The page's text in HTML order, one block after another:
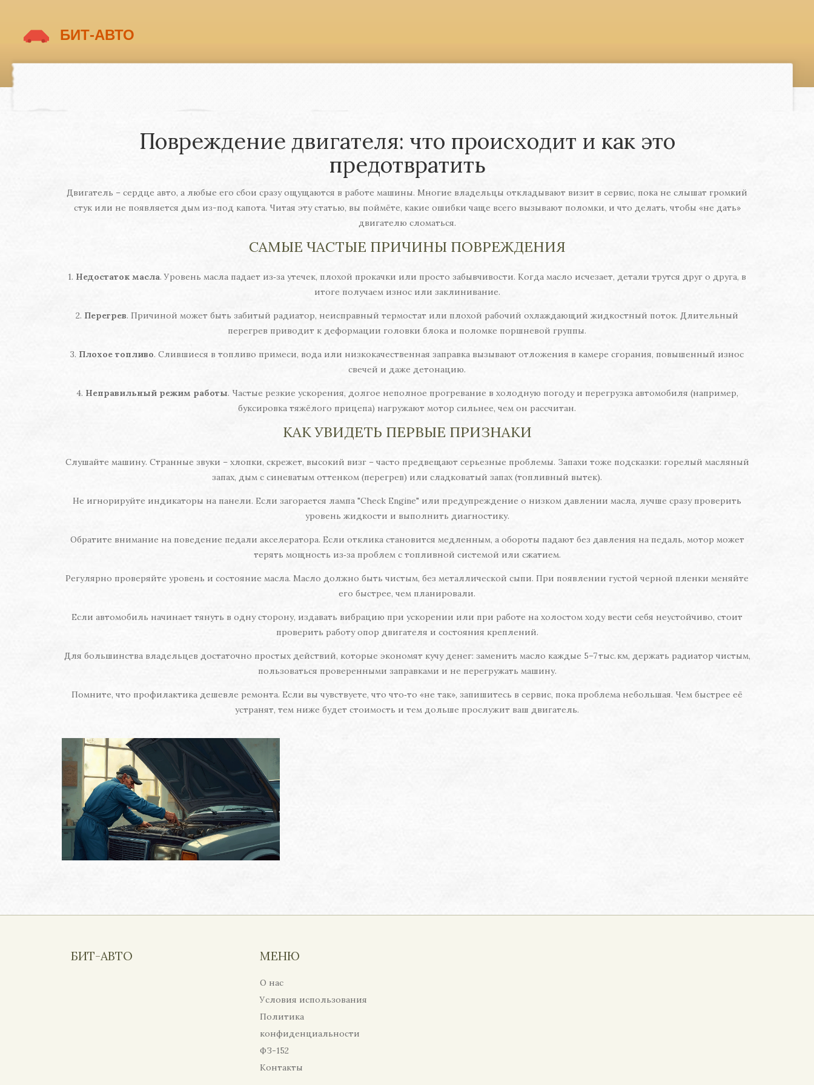
Повреждение двигателя: что происходит и как это
предотвратить
Двигатель – сердце авто, а любые его сбои сразу ощущаются в работе машины. Многие владельцы откладывают визит в сервис, пока не слышат громкий
стук или не появляется дым из-под капота. Читая эту статью, вы поймёте, какие ошибки чаще всего вызывают поломки, и что делать, чтобы «не дать»
двигателю сломаться.
САМЫЕ ЧАСТЫЕ ПРИЧИНЫ ПОВРЕЖДЕНИЯ
1. Недостаток масла. Уровень масла падает из‑за утечек, плохой прокачки или просто забывчивости. Когда масло исчезает, детали трутся друг о друга, в
итоге получаем износ или заклинивание.
2. Перегрев. Причиной может быть забитый радиатор, неисправный термостат или плохой рабочий охлаждающий жидкостный поток. Длительный
перегрев приводит к деформации головки блока и поломке поршневой группы.
3. Плохое топливо. Слившиеся в топливо примеси, вода или низкокачественная заправка вызывают отложения в камере сгорания, повышенный износ
свечей и даже детонацию.
4. Неправильный режим работы. Частые резкие ускорения, долгое неполное прогревание в холодную погоду и перегрузка автомобиля (например,
буксировка тяжёлого прицепа) нагружают мотор сильнее, чем он рассчитан.
КАК УВИДЕТЬ ПЕРВЫЕ ПРИЗНАКИ
Слушайте машину. Странные звуки – хлопки, скрежет, высокий визг – часто предвещают серьезные проблемы. Запахи тоже подсказки: горелый масляный
запах, дым с синеватым оттенком (перегрев) или сладковатый запах (топливный вытек).
Не игнорируйте индикаторы на панели. Если загорается лампа "Check Engine" или предупреждение о низком давлении масла, лучше сразу проверить
уровень жидкости и выполнить диагностику.
Обратите внимание на поведение педали акселератора. Если отклика становится медленным, а обороты падают без давления на педаль, мотор может
терять мощность из‑за проблем с топливной системой или сжатием.
Регулярно проверяйте уровень и состояние масла. Масло должно быть чистым, без металлической сыпи. При появлении густой черной пленки меняйте
его быстрее, чем планировали.
Если автомобиль начинает тянуть в одну сторону, издавать вибрацию при ускорении или при работе на холостом ходу вести себя неустойчиво, стоит
проверить работу опор двигателя и состояния креплений.
Для большинства владельцев достаточно простых действий, которые экономят кучу денег: заменить масло каждые 5–7 тыс. км, держать радиатор чистым,
пользоваться проверенными заправками и не перегружать машину.
Помните, что профилактика дешевле ремонта. Если вы чувствуете, что что‑то «не так», запишитесь в сервис, пока проблема небольшая. Чем быстрее её
устранят, тем ниже будет стоимость и тем дольше прослужит ваш двигатель.
БИТ-АВТО МЕНЮ
О нас
Условия использования
Политика
конфиденциальности
ФЗ-152
Контакты